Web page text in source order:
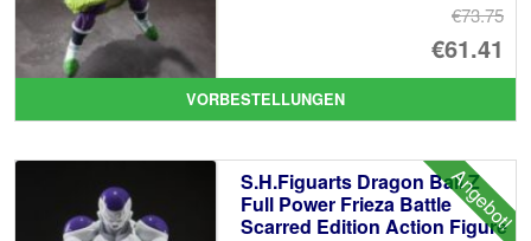
€73.75
€61.41
VORBESTELLUNGEN
Angebot!
S.H.Figuarts Dragon Ball Z
Full Power Frieza Battle
Scarred Edition Action Figure